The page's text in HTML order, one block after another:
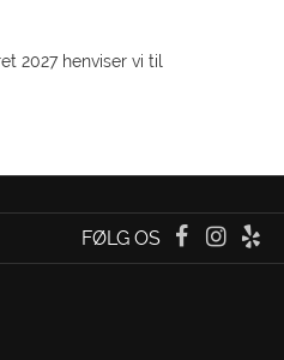
2027 henviser vi til
FØLG OS